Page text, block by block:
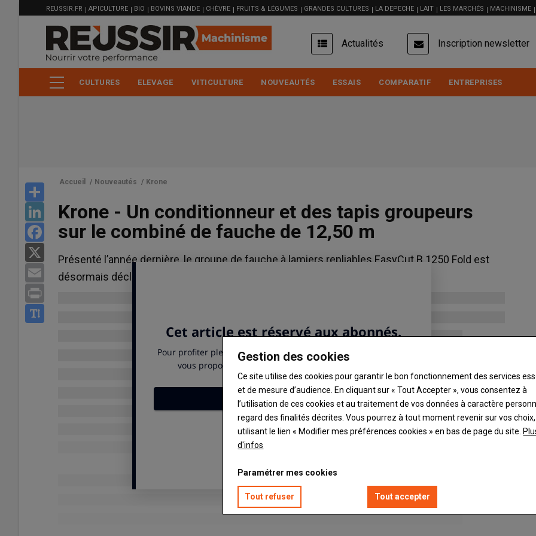
MENU
FILIÈRE
REUSSIR.FR APICULTURE BIO BOVINS VIANDE CHÈVRE FRUITS & LÉGUMES GRANDES CULTURES LA DEPECHE LAIT LES MARCHÉS MACHINISME
USER
ACCOUNT
MENU
Actualités Inscription newsletter
CULTURES ELEVAGE VITICULTURE NOUVEAUTÉS ESSAIS COMPARATIF ENTREPRISES
LinkedIn
Facebook
Email
Accueil / Nouveautés / Krone
Krone - Un conditionneur et des tapis groupeurs
sur le combiné de fauche de 12,50 m
Présenté l’année dernière, le groupe de fauche à lamiers repliables EasyCut B 1250 Fold est
désormais décliné en une version avec conditionneur et tapis groupeurs.
Gestion des cookies
Ce site utilise des cookies pour garantir le bon fonctionnement des services
et de mesure d’audience. En cliquant sur « Tout Accepter », vous consentez à
l’utilisation de ces cookies et au traitement de vos données à caractère
regard des finalités décrites. Vous pourrez à tout moment revenir sur vos
utilisant le lien « Modifier mes préférences cookies » en bas de page du site.
d'infos
Paramétrer mes cookies
Tout refuser Tout accepter